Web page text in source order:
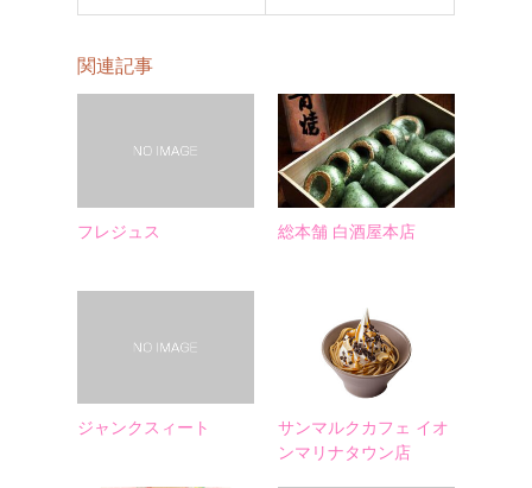
関連記事
フレジュス 総本舗 白酒屋本店
ジャンクスィート
サンマルクカフェ イオ
ンマリナタウン店